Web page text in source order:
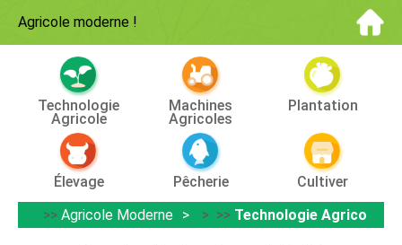
Agricole moderne !
Technologie
Agricole
Machines
Agricoles
Plantation
Élevage Pêcherie
Cultiver
>> Agricole Moderne > >> Technologie Agricole